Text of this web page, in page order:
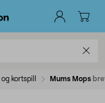
kortspill Mums Mops